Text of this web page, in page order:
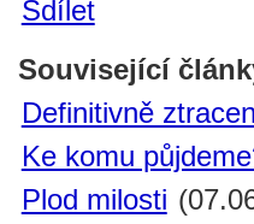
Sdílet
Související
Definitivně
Ke komu
Plod milosti